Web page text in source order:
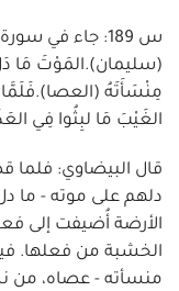
(سليمان).المَوْتَ مَا
مِنْسَأَتَهُ (العصا).فَلَمَّا
الغَيْبَ مَا لبِثُوا فِي
قال البيضاوي: فلما
دلهم على موته - ما دل
الأرضة أُضيفت إلى
الخشبة من فعلها.
منسأته - عصاه، من